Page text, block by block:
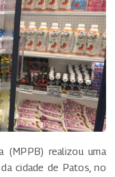
(MPPB) realizou uma
cidade de Patos, no